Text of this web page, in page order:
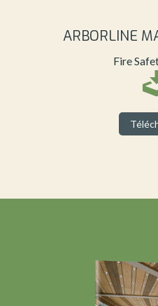
ARBORLINE
Fire